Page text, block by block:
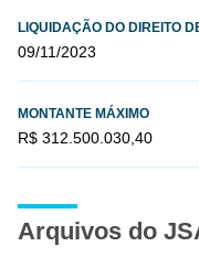
LIQUIDAÇÃO DO DIREITO
09/11/2023
MONTANTE MÁXIMO
R$ 312.500.030,40
Arquivos do